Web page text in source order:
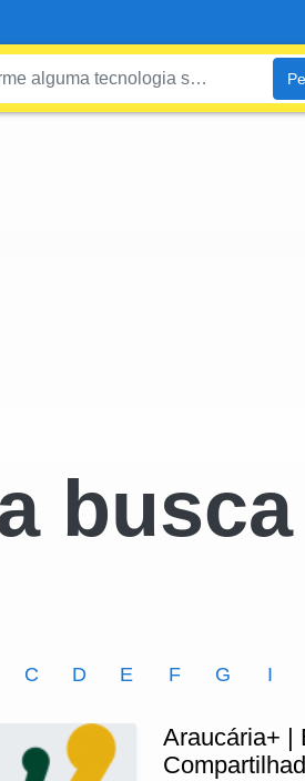
busca
C D E F G I
Araucária+ |